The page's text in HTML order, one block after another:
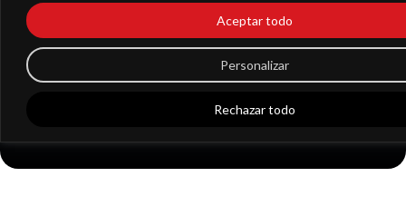
Personalizar
Rechazar todo
Aceptar todo
Cómo transformar
una PYME en una
scaleup